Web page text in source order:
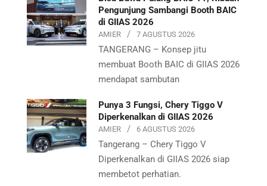
Pengunjung Sambangi Booth BAIC
di GIIAS 2026
AMIER 7 AGUSTUS 2026
TANGERANG – Konsep jitu
membuat Booth BAIC di GIIAS 2026
mendapat sambutan
Punya 3 Fungsi, Chery Tiggo V
Diperkenalkan di GIIAS 2026
AMIER 6 AGUSTUS 2026
Tangerang – Chery Tiggo V
Diperkenalkan di GIIAS 2026 siap
membetot perhatian.